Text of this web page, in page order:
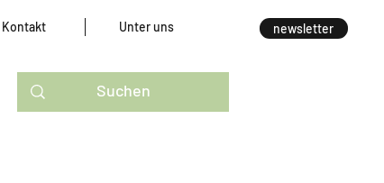
Kontakt Unter uns newsletter